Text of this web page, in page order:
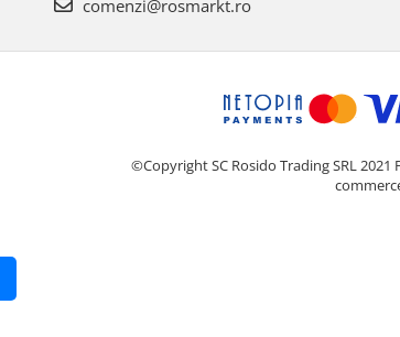
comenzi@rosmarkt.ro
©Copyright SC Rosido Trading SRL 2021